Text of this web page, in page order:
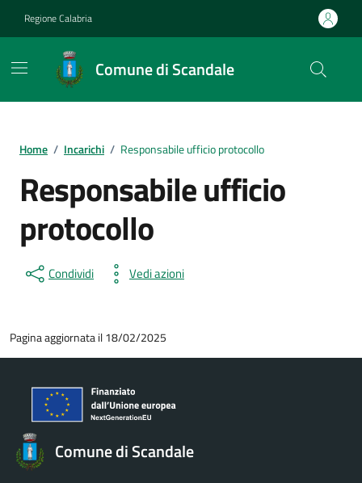
Regione Calabria
Comune di Scandale
Home / Incarichi / Responsabile ufficio protocollo
Responsabile ufficio
protocollo
Condividi Vedi azioni
Pagina aggiornata il 18/02/2025
Comune di Scandale